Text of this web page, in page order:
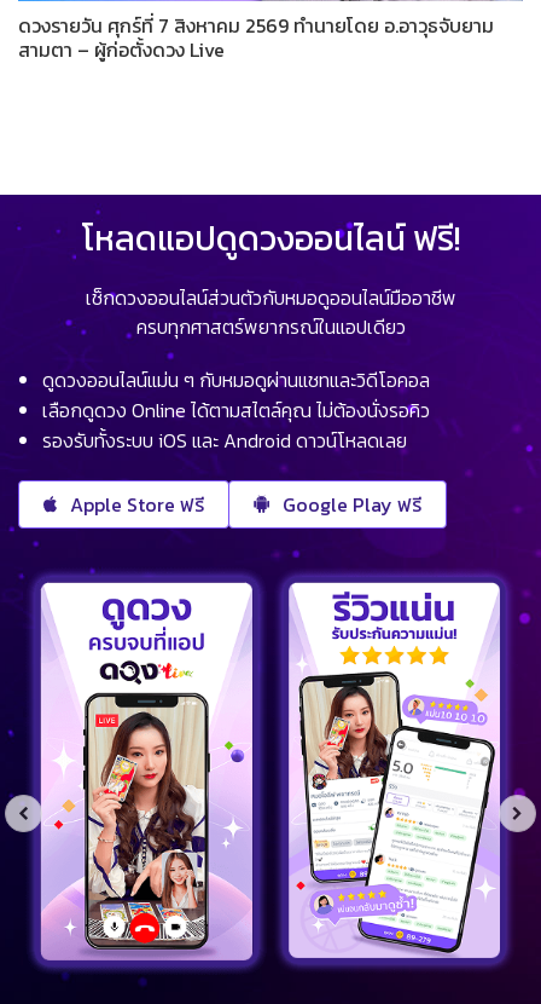
ดวงรายวัน ศุกร์ที่ 7 สิงหาคม 2569 ทำนายโดย อ.อาวุธจับยาม
สามตา – ผู้ก่อตั้งดวง Live
โหลดแอปดูดวงออนไลน์ ฟรี!
เช็กดวงออนไลน์ส่วนตัวกับหมอดูออนไลน์มืออาชีพ
ครบทุกศาสตร์พยากรณ์ในแอปเดียว
ดูดวงออนไลน์แม่น ๆ กับหมอดูผ่านแชทและวิดีโอคอล
เลือกดูดวง Online ได้ตามสไตล์คุณ ไม่ต้องนั่งรอคิว
รองรับทั้งระบบ iOS และ Android ดาวน์โหลดเลย
Apple Store ฟรี Google Play ฟรี